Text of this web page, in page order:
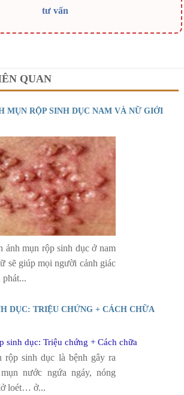
QUAN
MỤN RỘP SINH DỤC NAM VÀ NỮ GIỚI
ảnh mụn rộp sinh dục ở nam
sẽ giúp mọi người cảnh giác
phát...
DỤC: TRIỆU CHỨNG + CÁCH CHỮA
rộp sinh dục là bệnh gây ra
nước ngứa ngáy, nóng
loét… ở...